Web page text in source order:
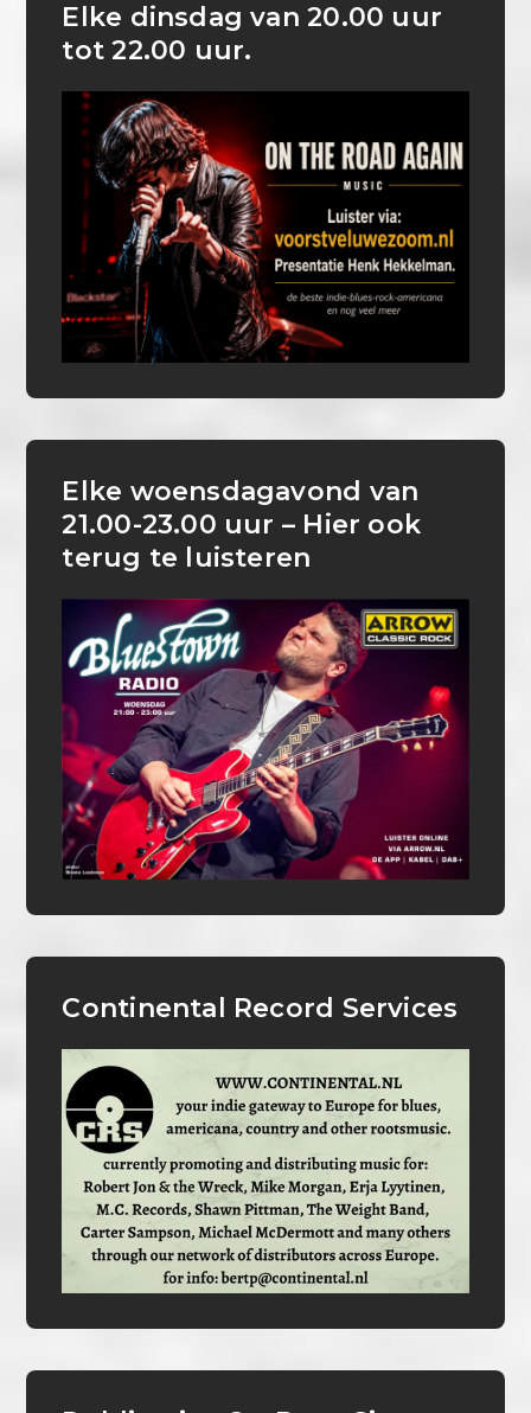
Elke dinsdag van 20.00 uur
tot 22.00 uur.
Elke woensdagavond van
21.00-23.00 uur – Hier ook
terug te luisteren
Continental Record Services